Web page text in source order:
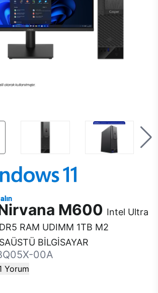
M600 Intel Ultra
RAM UDIMM 1TB M2
BİLGİSAYAR
00A
Yorum